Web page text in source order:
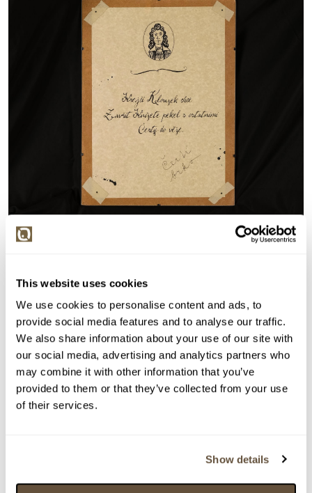
This website uses cookies
We use cookies to personalise content and ads, to
provide social media features and to analyse our traffic.
We also share information about your use of our site with
our social media, advertising and analytics partners who
may combine it with other information that you’ve
provided to them or that they’ve collected from your use
of their services.
Show details
Detail položky
> zpět na aukční výsledky
VYDRAŽENO
..
159570. Rekvizita z pohádky Čertí brko-Krejčí
18.06.2026 20:16:38
Vyvolávací cena:
2 000 Kč